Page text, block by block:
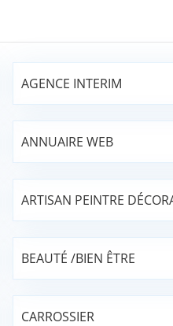
AGENCE INTERIM
ANNUAIRE WEB
ARTISAN PEINTRE
BEAUTÉ /BIEN ÊTRE
CARROSSIER